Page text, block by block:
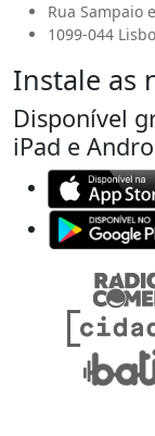
Rua Sampaio
1099-044
Instale as
Disponível
iPad e